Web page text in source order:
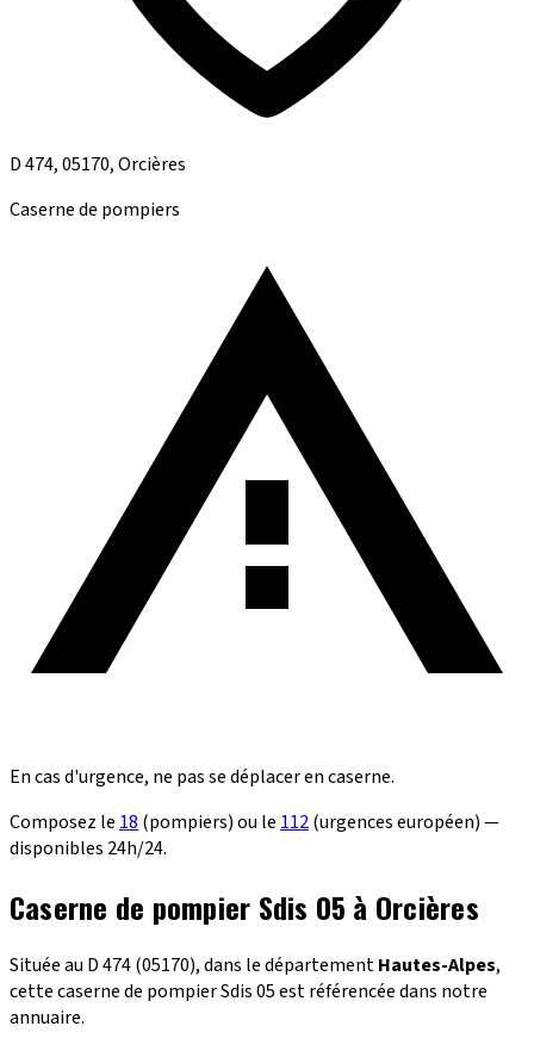
D 474, 05170, Orcières
Caserne de pompiers
En cas d'urgence, ne pas se déplacer en caserne.
Composez le 18 (pompiers) ou le 112(urgences européen) —
disponibles 24h/24.
Caserne de pompier Sdis 05 à Orcières
Située au D 474 (05170), dans le départementHautes-Alpes,
cette caserne de pompier Sdis 05 est référencée dans notre
annuaire.